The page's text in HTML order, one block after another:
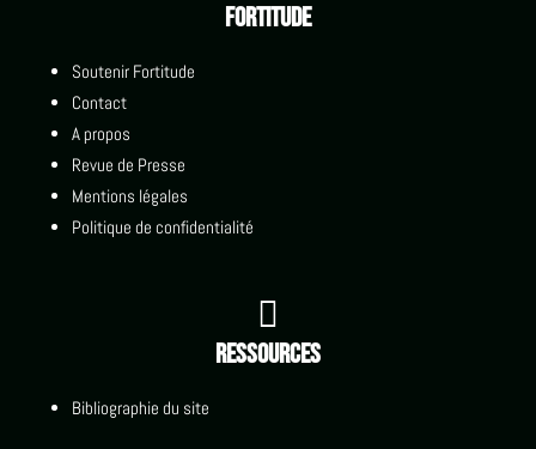
Fortitude
Soutenir Fortitude
Contact
A propos
Revue de Presse
Mentions légales
Politique de confidentialité

Ressources
Bibliographie du site